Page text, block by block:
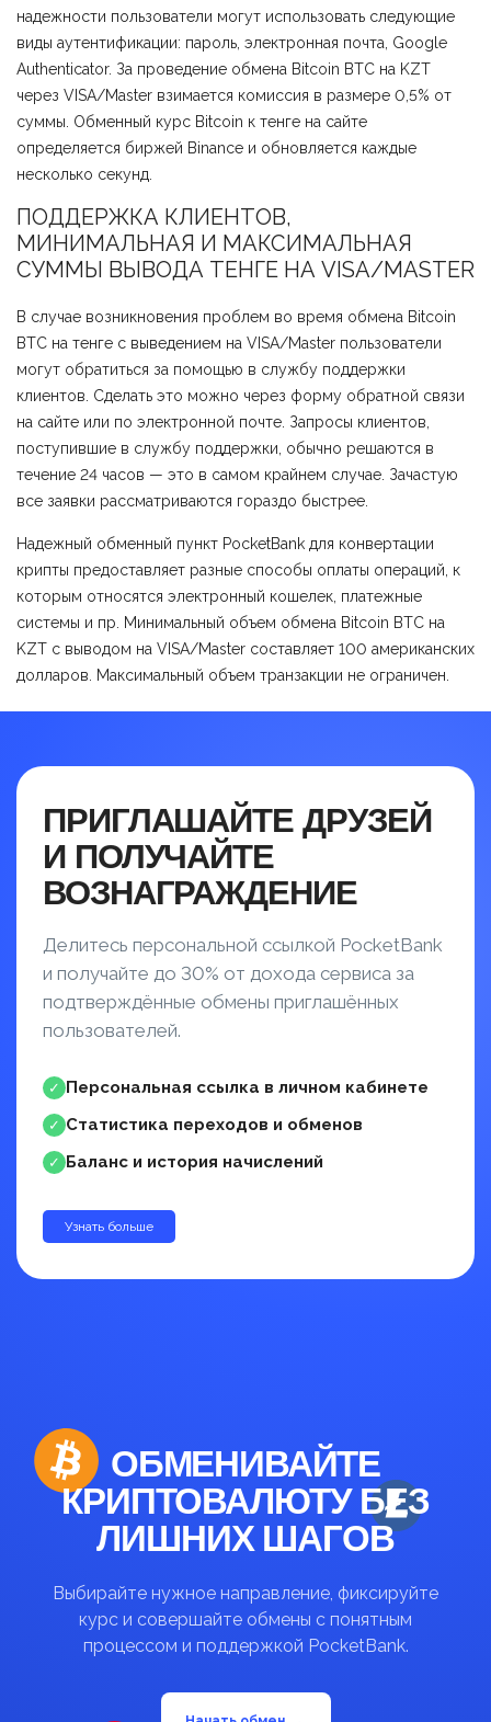
надежности пользователи могут использовать следующие
виды аутентификации: пароль, электронная почта, Google
Authenticator. За проведение обмена Bitcoin BTC на KZT
через VISA/Master взимается комиссия в размере 0,5% от
суммы. Обменный курс Bitcoin к тенге на сайте
определяется биржей Binance и обновляется каждые
несколько секунд.
ПОДДЕРЖКА КЛИЕНТОВ,
МИНИМАЛЬНАЯ И МАКСИМАЛЬНАЯ
СУММЫ ВЫВОДА ТЕНГЕ НА VISA/MASTER
В случае возникновения проблем во время обмена Bitcoin
BTC на тенге с выведением на VISA/Master пользователи
могут обратиться за помощью в службу поддержки
клиентов. Сделать это можно через форму обратной связи
на сайте или по электронной почте. Запросы клиентов,
поступившие в службу поддержки, обычно решаются в
течение 24 часов — это в самом крайнем случае. Зачастую
все заявки рассматриваются гораздо быстрее.
Надежный обменный пункт PocketBank для конвертации
крипты предоставляет разные способы оплаты операций, к
которым относятся электронный кошелек, платежные
системы и пр. Минимальный объем обмена Bitcoin BTC на
KZT с выводом на VISA/Master составляет 100 американских
долларов. Максимальный объем транзакции не ограничен.
ПРИГЛАШАЙТЕ ДРУЗЕЙ
И ПОЛУЧАЙТЕ
ВОЗНАГРАЖДЕНИЕ
Делитесь персональной ссылкой PocketBank
и получайте до 30% от дохода сервиса за
подтверждённые обмены приглашённых
пользователей.
✓ Персональная ссылка в личном кабинете
✓ Статистика переходов и обменов
✓ Баланс и история начислений
Узнать больше
ОБМЕНИВАЙТЕ
КРИПТОВАЛЮТУ БЕЗ
ЛИШНИХ ШАГОВ
Выбирайте нужное направление, фиксируйте
курс и совершайте обмены с понятным
процессом и поддержкой PocketBank.